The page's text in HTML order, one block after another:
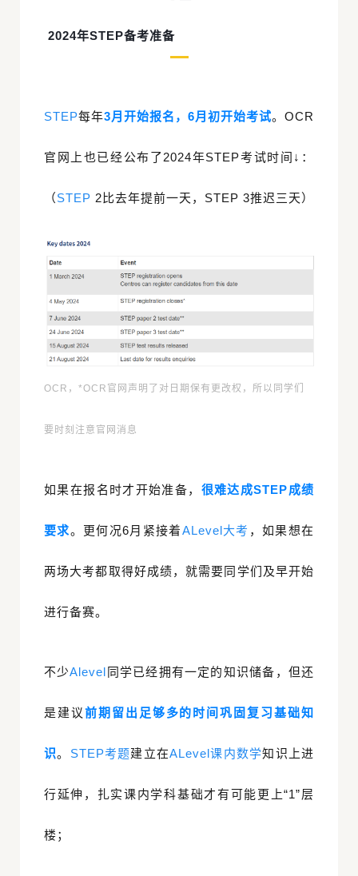
2024年STEP备考准备
STEP每年3月开始报名，6月初开始考试。 OCR
官网上也已经公布了2024年STEP考试时间↓：
（STEP 2比去年提前一天，STEP 3推迟三天）
OCR，*OCR官网声明了对日期保有更改权，所以同学们
要时刻注意官网消息
如果在报名时才开始准备， 很难达成STEP成绩
要求。更何况6月紧接着ALevel大考 ，如果想在
两场大考都取得好成绩，就需要同学们及早开始
进行备赛。
不少Alevel 同学已经拥有一定的知识储备，但还
是建议前期留出足够多的时间巩固复习基础知
识。 STEP考题建立在ALevel课内数学知识上进
行延伸，扎实课内学科基础才有可能更上“1”层
楼；